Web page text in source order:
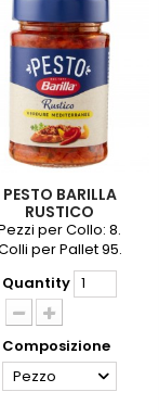
PESTO BARILLA
RUSTICO
GR.200
per Collo: 8.
per Pallet 95.
Quantity
Composizione
Pezzo